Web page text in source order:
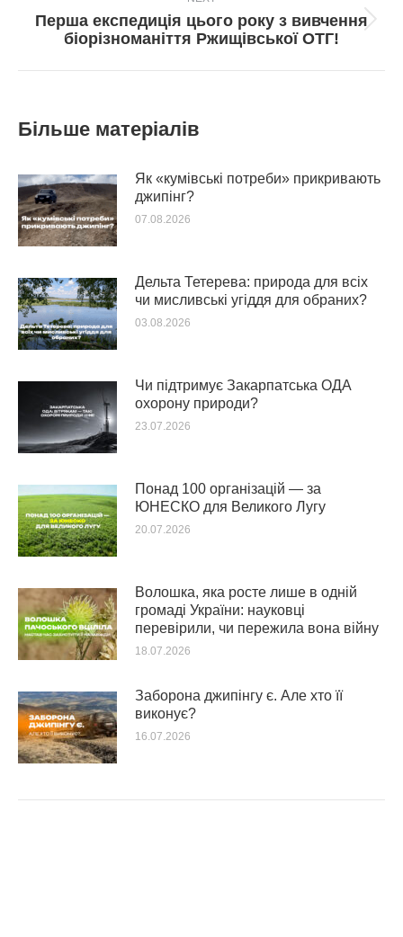
Next
post:
Перша експедиція цього року з вивчення
біорізноманіття Ржищівської ОТГ!
Більше матеріалів
Як «кумівські потреби» прикривають
джипінг?
07.08.2026
Дельта Тетерева: природа для всіх
чи мисливські угіддя для обраних?
03.08.2026
Чи підтримує Закарпатська ОДА
охорону природи?
23.07.2026
Понад 100 організацій — за
ЮНЕСКО для Великого Лугу
20.07.2026
Волошка, яка росте лише в одній
громаді України: науковці
перевірили, чи пережила вона війну
18.07.2026
Заборона джипінгу є. Але хто її
виконує?
16.07.2026